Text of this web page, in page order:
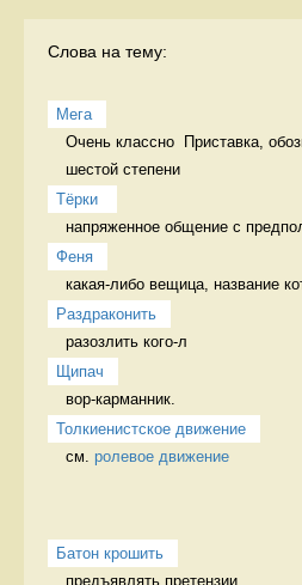
Слова на тему:
Мега
Очень классно  Приставка,
шестой степени
Тёрки
напряженное общение с
Феня
какая-либо вещица, название
Раздраконить
разозлить кого-л
Щипач
вор-карманник.
Толкиенистское движение
см. ролевое движение
Батон крошить
предъявлять претензии